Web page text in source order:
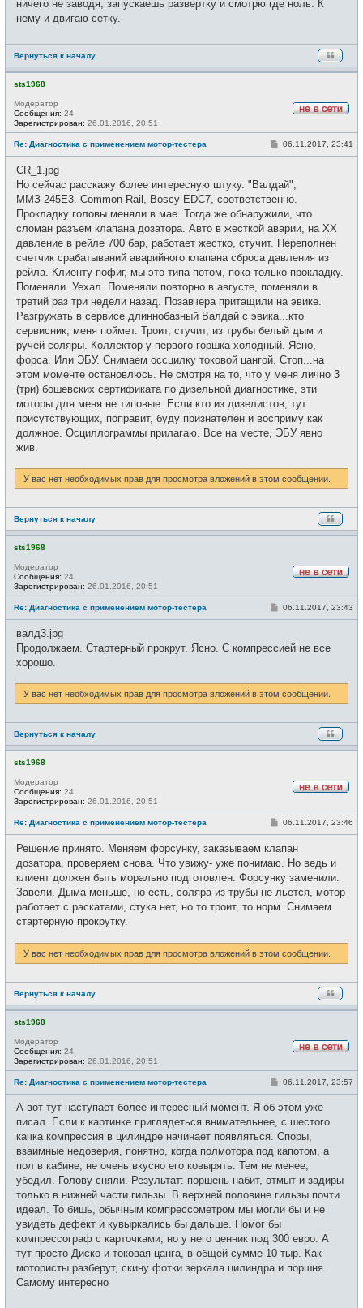
ничего не заводя, запускаешь развертку и смотрю где ноль. К
нему и двигаю сетку.
Вернуться к началу
sts1968
с
е
Модератор
Сообщения: 24
Зарегистрирован: 26.01.2016, 20:51
Re: Диагностика с применением мотор-тестера
С
щ
н
и
06.11.2017, 23:41
CR_1.jpg
Но сейчас расскажу более интересную штуку. "Валдай",
ММЗ-245Е3. Common-Rail, Boscy EDC7, соответственно.
Прокладку головы меняли в мае. Тогда же обнаружили, что
сломан разъем клапана дозатора. Авто в жесткой аварии, на ХХ
давление в рейле 700 бар, работает жестко, стучит. Переполнен
счетчик срабатываний аварийного клапана сброса давления из
рейла. Клиенту пофиг, мы это типа потом, пока только прокладку.
Поменяли. Уехал. Поменяли повторно в августе, поменяли в
третий раз три недели назад. Позавчера притащили на эвике.
Разгружать в сервисе длиннобазный Валдай с эвика...кто
сервисник, меня поймет. Троит, стучит, из трубы белый дым и
ручей соляры. Коллектор у первого горшка холодный. Ясно,
форса. Или ЭБУ. Снимаем оссцилку токовой цангой. Стоп...на
этом моменте остановлюсь. Не смотря на то, что у меня лично 3
(три) бошевских сертификата по дизельной диагностике, эти
моторы для меня не типовые. Если кто из дизелистов, тут
присутствующих, поправит, буду признателен и восприму как
должное. Осциллограммы прилагаю. Все на месте, ЭБУ явно
жив.
У вас нет необходимых прав для просмотра вложений в этом сообщении.
Вернуться к началу
sts1968
с
е
Модератор
Сообщения: 24
Зарегистрирован: 26.01.2016, 20:51
Re: Диагностика с применением мотор-тестера
С
щ
е
06.11.2017, 23:43
валд3.jpg
Продолжаем. Стартерный прокрут. Ясно. С компрессией не все
хорошо.
У вас нет необходимых прав для просмотра вложений в этом сообщении.
Вернуться к началу
sts1968
в
с
е
Модератор
Сообщения: 24
Зарегистрирован: 26.01.2016, 20:51
Re: Диагностика с применением мотор-тестера
С
б
щ
н
и
06.11.2017, 23:46
Решение принято. Меняем форсунку, заказываем клапан
дозатора, проверяем снова. Что увижу- уже понимаю. Но ведь и
клиент должен быть морально подготовлен. Форсунку заменили.
Завели. Дыма меньше, но есть, соляра из трубы не льется, мотор
работает с раскатами, стука нет, но то троит, то норм. Снимаем
стартерную прокрутку.
У вас нет необходимых прав для просмотра вложений в этом сообщении.
Вернуться к началу
sts1968
с
е
Модератор
Сообщения: 24
Зарегистрирован: 26.01.2016, 20:51
Re: Диагностика с применением мотор-тестера
С
б
щ
н
и
06.11.2017, 23:57
А вот тут наступает более интересный момент. Я об этом уже
писал. Если к картинке приглядеться внимательнее, с шестого
качка компрессия в цилиндре начинает появляться. Споры,
взаимные недоверия, понятно, когда полмотора под капотом, а
пол в кабине, не очень вкусно его ковырять. Тем не менее,
убедил. Голову сняли. Результат: поршень набит, отмыт и задиры
только в нижней части гильзы. В верхней половине гильзы почти
идеал. То бишь, обычным компрессометром мы могли бы и не
увидеть дефект и кувыркались бы дальше. Помог бы
компрессограф с карточками, но у него ценник под 300 евро. А
тут просто Диско и токовая цанга, в общей сумме 10 тыр. Как
мотористы разберут, скину фотки зеркала цилиндра и поршня.
Самому интересно